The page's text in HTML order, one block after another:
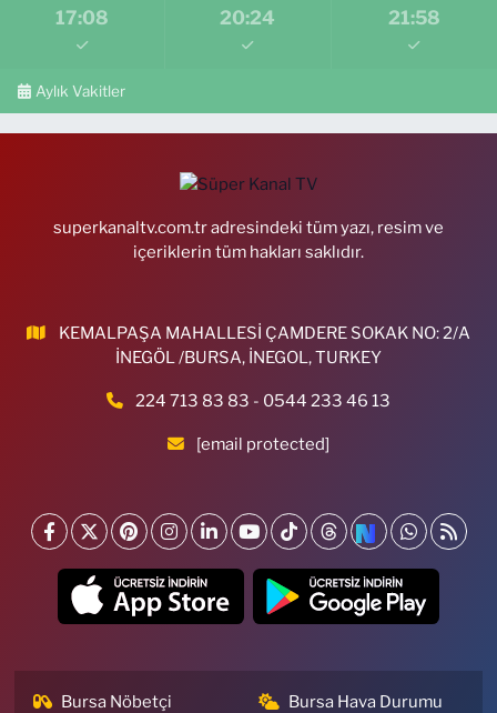
17:08 20:24 21:58
Aylık Vakitler
superkanaltv.com.tr adresindeki tüm yazı, resim ve
içeriklerin tüm hakları saklıdır.
KEMALPAŞA MAHALLESİ ÇAMDERE SOKAK NO: 2/A
İNEGÖL /BURSA, İNEGOL, TURKEY
224 713 83 83 - 0544 233 46 13
[email protected]
Bursa Nöbetçi
Bursa Hava Durumu